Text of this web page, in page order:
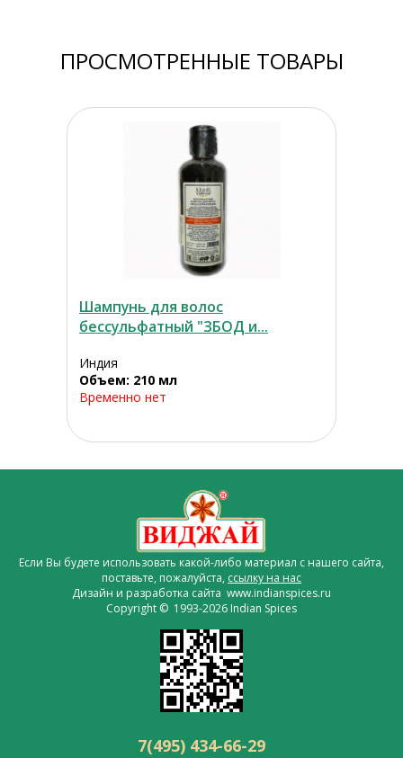
ПРОСМОТРЕННЫЕ ТОВАРЫ
Шампунь для волос
бессульфатный "ЗБОД и...
Индия
Объем: 210 мл
Временно нет
Если Вы будете использовать какой-либо материал с нашего сайта,
поставьте, пожалуйста, ссылку на нас
Дизайн и разработка сайта www.indianspices.ru
Copyright © 1993-2026 Indian Spices
7(495) 434-66-29